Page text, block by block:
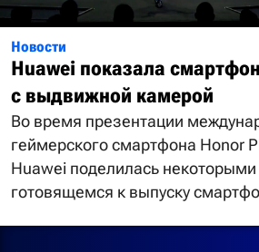
Новости
Huawei показала
с выдвижной камерой
Во время презентации
геймерского смартфона Honor
Huawei поделилась
готовящемся к выпуску